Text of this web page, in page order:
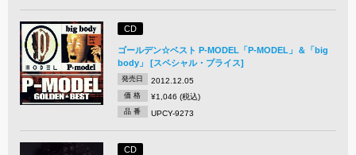
CD
ゴールデン☆ベスト P-MODEL「P-MODEL」＆「big
body」 [スペシャル・プライス]
発売日 2012.12.05
価 格 ¥1,046 (税込)
品 番 UPCY-9273
CD